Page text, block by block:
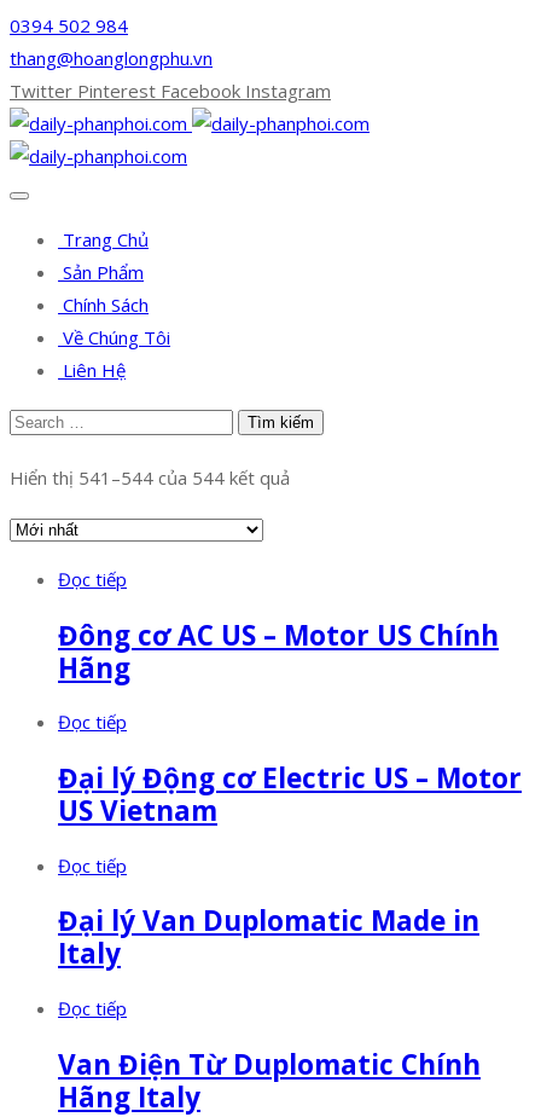
0394 502 984
thang@hoanglongphu.vn
Twitter Pinterest Facebook Instagram
Trang Chủ
Sản Phẩm
Chính Sách
Về Chúng Tôi
Liên Hệ
Hiển thị 541–544 của 544 kết quả
Đọc tiếp
Đông cơ AC US – Motor US Chính
Hãng
Đọc tiếp
Đại lý Động cơ Electric US – Motor
US Vietnam
Đọc tiếp
Đại lý Van Duplomatic Made in
Italy
Đọc tiếp
Van Điện Từ Duplomatic Chính
Hãng Italy